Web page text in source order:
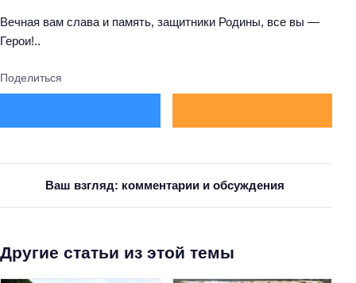
Вечная вам слава и память, защитники Родины, все вы —
Герои!..
Поделиться
Ваш взгляд: комментарии и обсуждения
Другие статьи из этой темы